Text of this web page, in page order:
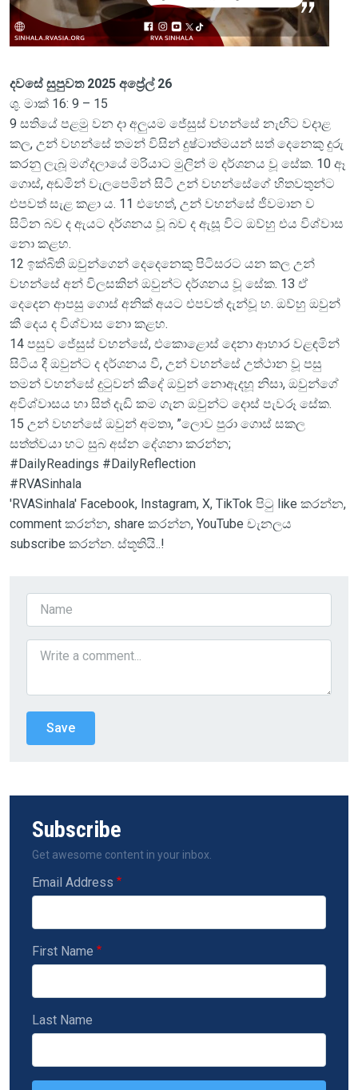
දවසේ සුපුවත 2025 අප්‍රේල් 26
ශු. මාක් 16: 9 – 15
9 සතියේ පළමු වන දා අලුයම ජේසුස් වහන්සේ නැඟිට වදාළ
කල, උන් වහන්සේ තමන් විසින් දුෂ්ටාත්මයන් සත් දෙනෙකු දුරු
කරනු ලැබූ මග්දලායේ මරියාට මුලින් ම දර්ශනය වූ සේක. 10 ඈ
ගොස්, අඬමින් වැලපෙමින් සිටි උන් වහන්සේගේ හිතවතුන්ට
එපවත් සැළ කළා ය. 11 එහෙත්, උන් වහන්සේ ජීවමාන ව
සිටින බව ද ඇයට දර්ශනය වූ බව ද ඇසූ විට ඔව්හු එය විශ්වාස
නො කළහ.
12 ඉක්බිති ඔවුන්ගෙන් දෙදෙනෙකු පිටිසරට යන කල උන්
වහන්සේ අන් විලසකින් ඔවුන්ට දර්ශනය වූ සේක. 13 ඒ
දෙදෙන ආපසු ගොස් අනික් අයට එපවත් දැන්වූ හ. ඔව්හු ඔවුන්
කී දෙය ද විශ්වාස නො කළහ.
14 පසුව ජේසුස් වහන්සේ, එකොළොස් දෙනා ආහාර වළඳමින්
සිටිය දී ඔවුන්ට ද දර්ශනය වී, උන් වහන්සේ උත්ථාන වූ පසු
තමන් වහන්සේ දුටුවන් කීදේ ඔවුන් නොඇදහූ නිසා, ඔවුන්ගේ
අවිශ්වාසය හා සිත් දැඩි කම ගැන ඔවුන්ට දොස් පැවරූ සේක.
15 උන් වහන්සේ ඔවුන් අමතා, ”ලොව පුරා ගොස් සකල
සත්ත්වයා හට සුබ අස්න දේශනා කරන්න;
#DailyReadings #DailyReflection
#RVASinhala
'RVASinhala' Facebook, Instagram, X, TikTok පිටු like කරන්න,
comment කරන්න, share කරන්න, YouTube චැනලය
subscribe කරන්න. ස්තූතියි..!
Subscribe
Get awesome content in your inbox.
Email Address
First Name
Last Name